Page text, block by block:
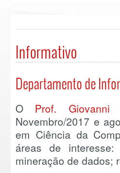
Informativo
Departamento de
O Prof. Giovanni
Novembro/2017 e
em Ciência da
áreas de
mineração de dados;